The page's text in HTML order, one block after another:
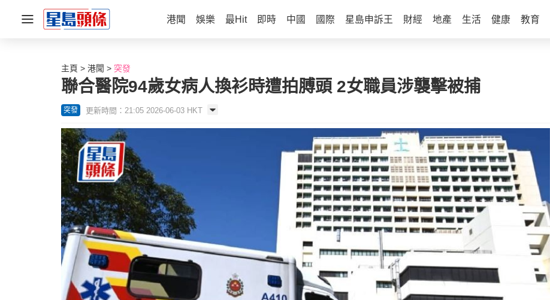
港聞 娛樂 最Hit 即時 中國 國際 星島申訴王 財經 地產 生活 健康 教育
主頁 港聞 突發
聯合醫院94歲女病人換衫時遭拍膊頭 2女職員涉襲擊被捕
突發 更新時間：21:05 2026-06-03 HKT